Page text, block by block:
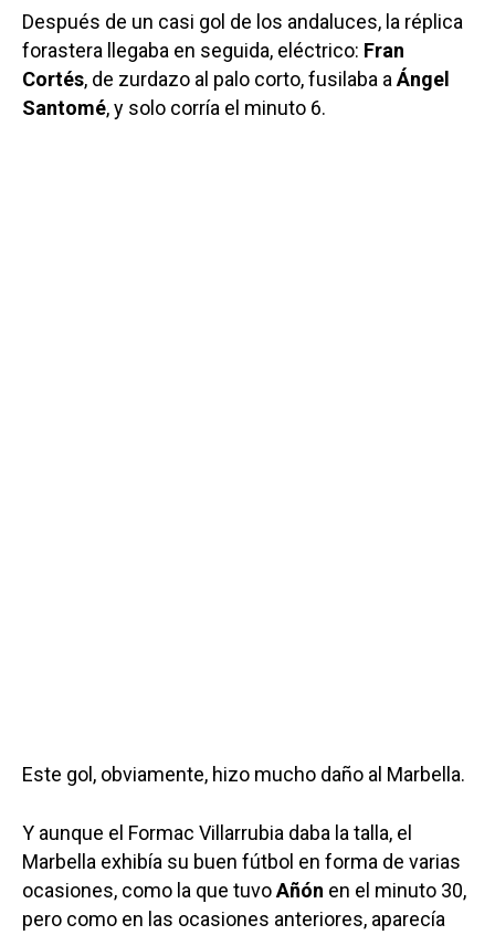
Después de un casi gol de los andaluces, la réplica
forastera llegaba en seguida, eléctrico: Fran
Cortés, de zurdazo al palo corto, fusilaba a Ángel
Santomé, y solo corría el minuto 6.
Este gol, obviamente, hizo mucho daño al Marbella.
Y aunque el Formac Villarrubia daba la talla, el
Marbella exhibía su buen fútbol en forma de varias
ocasiones, como la que tuvoAñón en el minuto 30,
pero como en las ocasiones anteriores, aparecía